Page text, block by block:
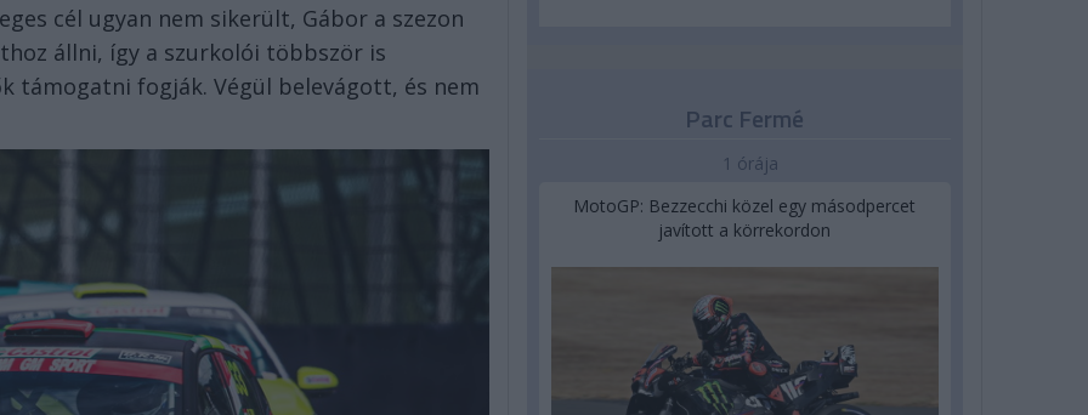
cél ugyan nem sikerült, Gábor a szezon
állni, így a szurkolói többször is
támogatni fogják. Végül belevágott, és nem
Parc Fermé
1 órája
MotoGP: Bezzecchi közel egy másodpercet
javított a körrekordon